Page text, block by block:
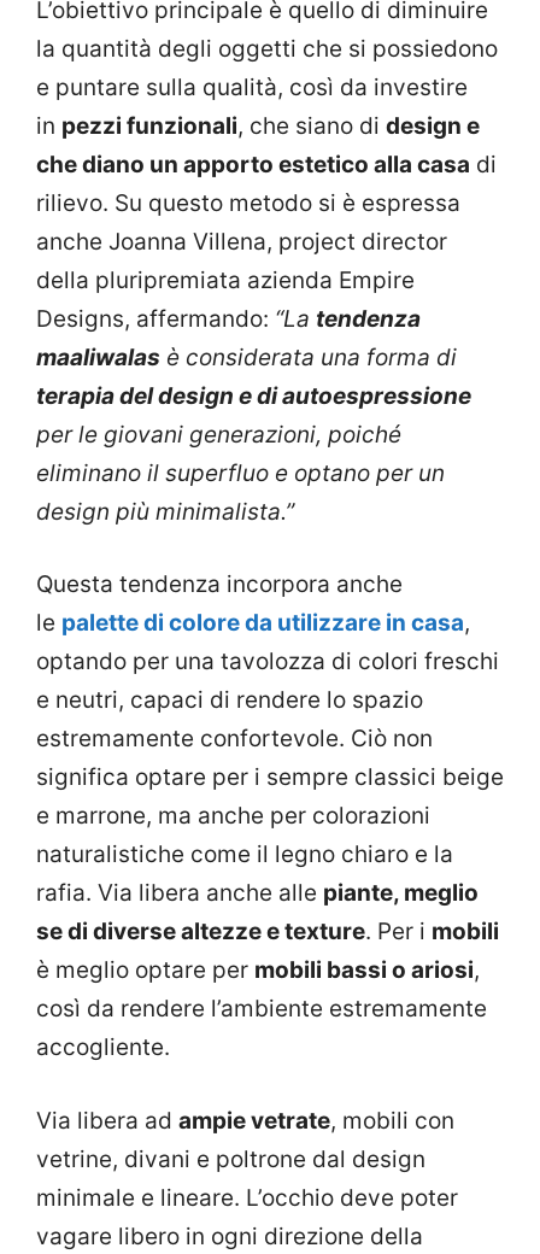
L’obiettivo principale è quello di diminuire
la quantità degli oggetti che si possiedono
e puntare sulla qualità, così da investire
in pezzi funzionali, che siano di design e
che diano un apporto estetico alla casa di
rilievo. Su questo metodo si è espressa
anche Joanna Villena, project director
della pluripremiata azienda Empire
Designs, affermando: “La tendenza
maaliwalas è considerata una forma di
terapia del design e di autoespressione
per le giovani generazioni, poiché
eliminano il superfluo e optano per un
design più minimalista.”
Questa tendenza incorpora anche
le palette di colore da utilizzare in casa,
optando per una tavolozza di colori freschi
e neutri, capaci di rendere lo spazio
estremamente confortevole. Ciò non
significa optare per i sempre classici beige
e marrone, ma anche per colorazioni
naturalistiche come il legno chiaro e la
rafia. Via libera anche alle piante, meglio
se di diverse altezze e texture. Per i mobili
è meglio optare per mobili bassi o ariosi,
così da rendere l’ambiente estremamente
accogliente.
Via libera ad ampie vetrate, mobili con
vetrine, divani e poltrone dal design
minimale e lineare. L’occhio deve poter
vagare libero in ogni direzione della